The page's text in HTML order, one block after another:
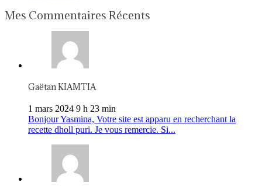
Mes Commentaires Récents
Gaëtan KIAMTIA
1 mars 2024 9 h 23 min
Bonjour Yasmina, Votre site est apparu en recherchant la
recette dholl puri. Je vous remercie. Si...